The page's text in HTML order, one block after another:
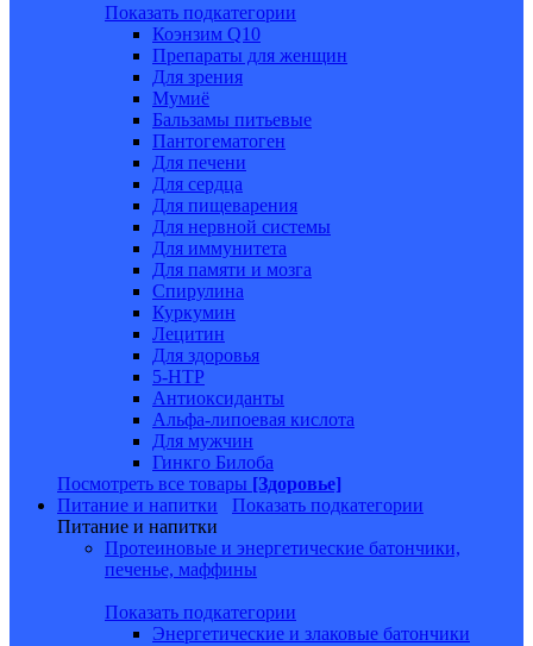
Показать подкатегории
Коэнзим Q10
Препараты для женщин
Для зрения
Мумиё
Бальзамы питьевые
Пантогематоген
Для печени
Для сердца
Для пищеварения
Для нервной системы
Для иммунитета
Для памяти и мозга
Спирулина
Куркумин
Лецитин
Для здоровья
5-HTP
Антиоксиданты
Альфа-липоевая кислота
Для мужчин
Гинкго Билоба
Посмотреть все товары [Здоровье]
Питание и напитки
Показать подкатегории
Питание и напитки
Протеиновые и энергетические батончики,
печенье, маффины
Показать подкатегории
Энергетические и злаковые батончики